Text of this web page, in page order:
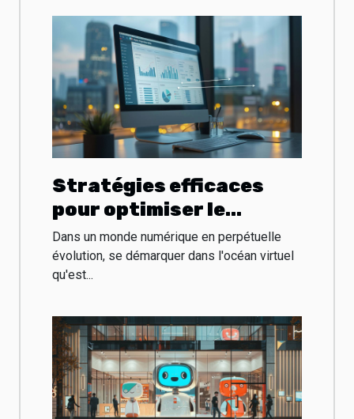
Stratégies efficaces
pour optimiser le
référencement de votre
site d'entreprise
Dans un monde numérique en perpétuelle
évolution, se démarquer dans l'océan virtuel
qu'est...